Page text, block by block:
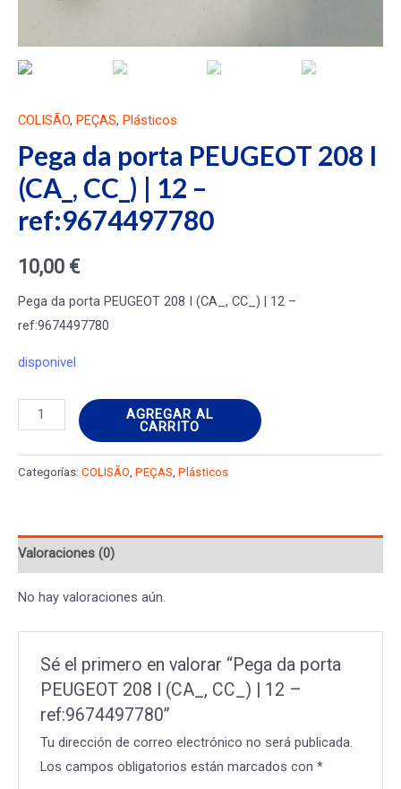
COLISÃO, PEÇAS, Plásticos
Pega da porta PEUGEOT 208 I
(CA_, CC_) | 12 –
ref:9674497780
10,00 €
Pega da porta PEUGEOT 208 I (CA_, CC_) | 12 –
ref:9674497780
disponivel
Pega
da
porta
PEUGEOT
(CA_,
|
ref:9674497780
cantidad
AGREGAR AL
CARRITO
Categorías: COLISÃO PEÇAS Plásticos
Valoraciones (0)
No hay valoraciones aún.
Sé el primero en valorar “Pega da porta
PEUGEOT 208 I (CA_, CC_) | 12 –
ref:9674497780”
Tu dirección de correo electrónico no será publicada.
Los campos obligatorios están marcados con*